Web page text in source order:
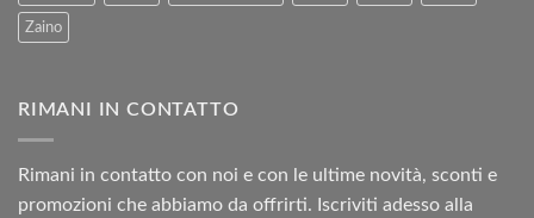
Zaino
RIMANI IN CONTATTO
Rimani in contatto con noi e con le ultime novità, sconti e
promozioni che abbiamo da offrirti. Iscriviti adesso alla